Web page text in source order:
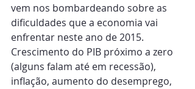
vem nos bombardeando sobre as
dificuldades que a economia vai
enfrentar neste ano de 2015.
Crescimento do PIB próximo a zero
(alguns falam até em recessão),
inflação, aumento do desemprego,